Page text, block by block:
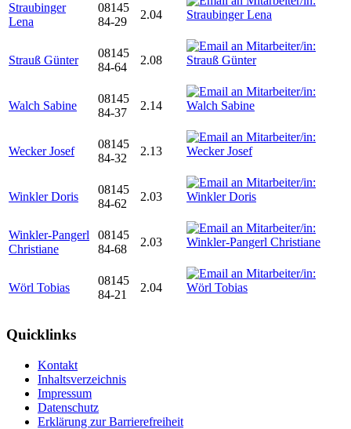
Straubinger
Lena
08145
84-29
2.04
Strauß Günter
08145
84-64
2.08
Walch Sabine
08145
84-37
2.14
Wecker Josef
08145
84-32
2.13
Winkler Doris
08145
84-62
2.03
Winkler-Pangerl
Christiane
08145
84-68
2.03
Wörl Tobias
08145
84-21
2.04
Quicklinks
Kontakt
Inhaltsverzeichnis
Impressum
Datenschutz
Erklärung zur Barrierefreiheit